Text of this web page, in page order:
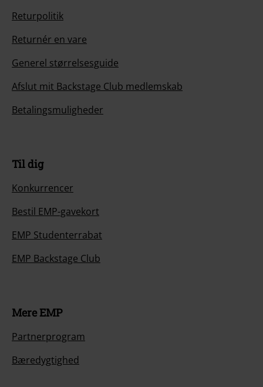
Returpolitik
Returnér en vare
Generel størrelsesguide
Afslut mit Backstage Club medlemskab
Betalingsmuligheder
Til dig
Konkurrencer
Bestil EMP-gavekort
EMP Studenterrabat
EMP Backstage Club
Mere EMP
Partnerprogram
Bæredygtighed